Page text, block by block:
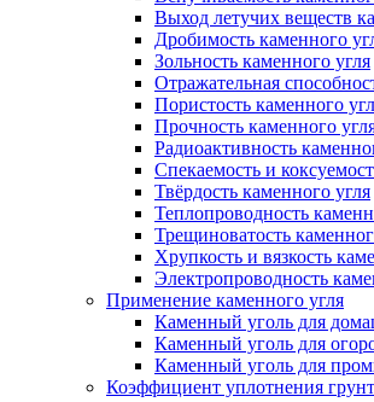
Выход летучих веществ
Дробимость каменного
Зольность каменного угля
Отражательная
Пористость каменного
Прочность каменного
Радиоактивность
Спекаемость и
Твёрдость каменного угля
Теплопроводность
Трещиноватость
Хрупкость и вязкость
Электропроводность
Применение каменного угля
Каменный уголь для
Каменный уголь для
Каменный уголь для
Коэффициент уплотнения